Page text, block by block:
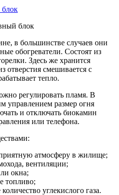
блок
в большинстве случаев они
обогреватели. Состоят из
Здесь же хранится
отверстия смешивается с
тепло.
регулировать пламя. В
управлением размер огня
и отключать биокамин
или телефона.
атмосферу в жилище;
вентиляции;
окна;
топливо;
углекислого газа.